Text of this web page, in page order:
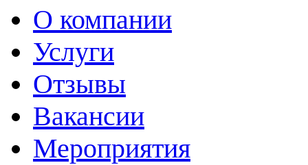
О компании
Услуги
Отзывы
Вакансии
Мероприятия